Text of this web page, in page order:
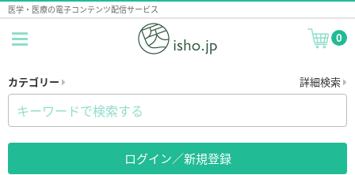
医学・医療の電子コンテンツ配信サービス
0
カテゴリー 詳細検索
ログイン／新規登録